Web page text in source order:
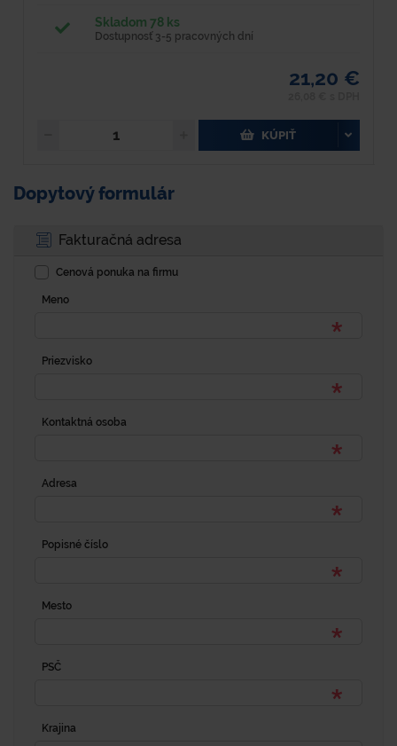
Skladom 78 ks
Dostupnosť 3-5 pracovných dní
21,20 €
KÚPIŤ
Dopytový formulár
Fakturačná adresa
Cenová ponuka na firmu
Meno
Priezvisko
Kontaktná osoba
Adresa
Popisné číslo
Mesto
PSČ
Krajina